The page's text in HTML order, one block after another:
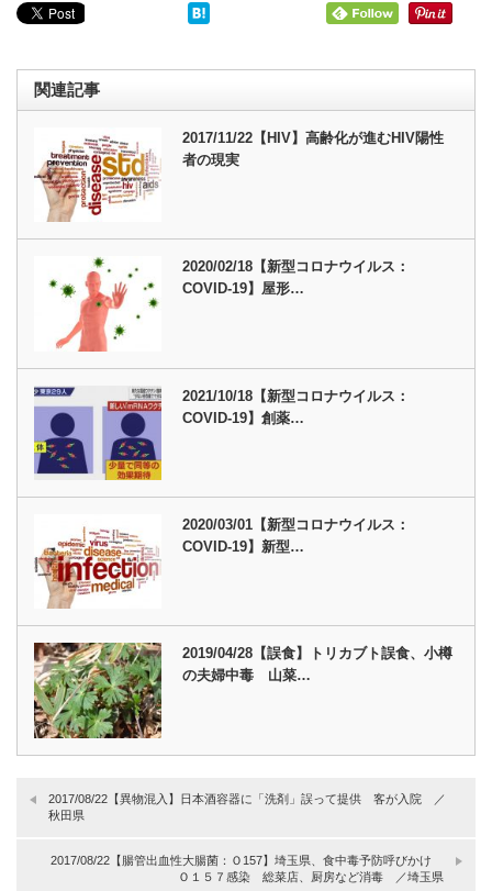
関連記事
2017/11/22【HIV】高齢化が進むHIV陽性
者の現実
2020/02/18【新型コロナウイルス：
COVID-19】屋形…
2021/10/18【新型コロナウイルス：
COVID-19】創薬…
2020/03/01【新型コロナウイルス：
COVID-19】新型…
2019/04/28【誤食】トリカブト誤食、小樽
の夫婦中毒 山菜…
2017/08/22【異物混入】日本酒容器に「洗剤」誤って提供 客が入院 ／
秋田県
2017/08/22【腸管出血性大腸菌：Ｏ157】埼玉県、食中毒予防呼びかけ
Ｏ１５７感染 総菜店、厨房など消毒 ／埼玉県